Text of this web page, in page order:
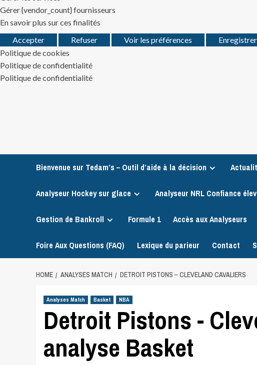
Gérer {vendor_count} fournisseurs
En savoir plus sur ces finalités
Accepter
Refuser Voir les préférences
Politique de cookies
Politique de confidentialité
Politique de confidentialité
Bienvenue sur Tedam’s – Outil d’aide à la décision
Analyseur Hockey sur glace Analyseur NRL Confiance
Gestion de Bankroll Formule 1 Accès aux Analyseurs
Foire Aux Questions (FAQ) Lexique du parieur Contact
HOME ANALYSES MATCH DETROIT PISTONS – CLEVELAND CAVALIERS
Analyses Match Basket NBA
Detroit Pistons -
analyse Basket